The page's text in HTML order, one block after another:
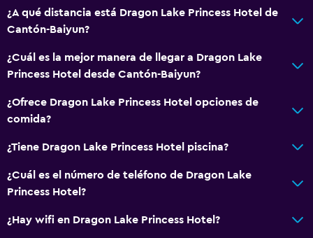
Nevera
Máquina expendedora (bebidas)
Máquina expendedora (botanas)
Cuidado de niños o guardería
Club infantil
¿A qué distancia está Dragon Lake Princess Hotel de
Cantón-Baiyun?
¿Cuál es la mejor manera de llegar a Dragon Lake
Princess Hotel desde Cantón-Baiyun?
¿Ofrece Dragon Lake Princess Hotel opciones de
comida?
¿Tiene Dragon Lake Princess Hotel piscina?
¿Cuál es el número de teléfono de Dragon Lake
Princess Hotel?
¿Hay wifi en Dragon Lake Princess Hotel?